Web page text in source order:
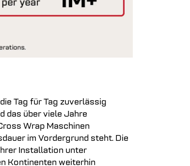
Tag für Tag zuverlässig
das über viele Jahre
Wrap Maschinen
im Vordergrund steht. Die
Installation unter
Kontinenten weiterhin